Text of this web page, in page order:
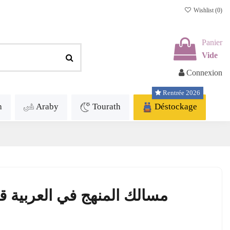
Wishlist (0)
Panier
Vide
Connexion
Araby Tourath Déstockage
Rentrée 2026